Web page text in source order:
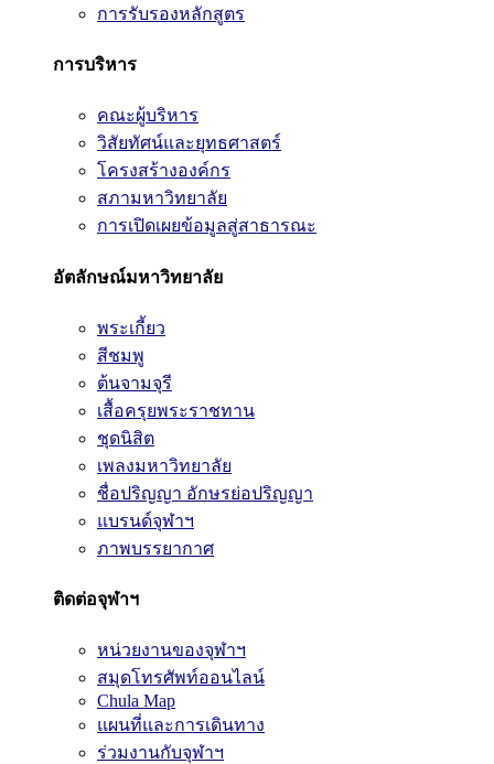
การรับรองหลักสูตร
การบริหาร
คณะผู้บริหาร
วิสัยทัศน์และยุทธศาสตร์
โครงสร้างองค์กร
สภามหาวิทยาลัย
การเปิดเผยข้อมูลสู่สาธารณะ
อัตลักษณ์มหาวิทยาลัย
พระเกี้ยว
สีชมพู
ต้นจามจุรี
เสื้อครุยพระราชทาน
ชุดนิสิต
เพลงมหาวิทยาลัย
ชื่อปริญญา อักษรย่อปริญญา
แบรนด์จุฬาฯ
ภาพบรรยากาศ
ติดต่อจุฬาฯ
หน่วยงานของจุฬาฯ
สมุดโทรศัพท์ออนไลน์
Chula Map
แผนที่และการเดินทาง
ร่วมงานกับจุฬาฯ